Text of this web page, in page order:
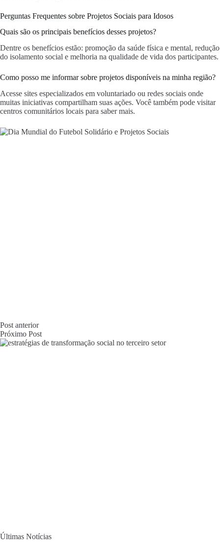
Perguntas Frequentes sobre Projetos Sociais para Idosos
Quais são os principais benefícios desses projetos?
Dentre os benefícios estão: promoção da saúde física e mental, redução
do isolamento social e melhoria na qualidade de vida dos participantes.
Como posso me informar sobre projetos disponíveis na minha região?
Acesse sites especializados em voluntariado ou redes sociais onde
muitas iniciativas compartilham suas ações. Você também pode visitar
centros comunitários locais para saber mais.
Post anterior
Próximo Post
Últimas Notícias